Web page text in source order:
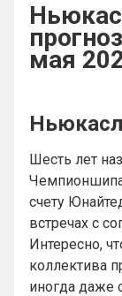
мая
Ньюкасл
Шесть лет
Чемпионшипа
счету
встречах с
Интересно,
коллектива
иногда даже